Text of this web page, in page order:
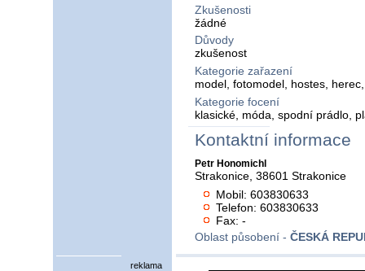
Zkušenosti
žádné
Důvody
zkušenost
Kategorie zařazení
model, fotomodel, hostes,
Kategorie focení
klasické, móda, spodní prádlo,
Kontaktní informace
Petr Honomichl
Strakonice, 38601 Strakonice
Mobil: 603830633
Telefon: 603830633
Fax: -
Oblast působení - ČESKÁ
reklama